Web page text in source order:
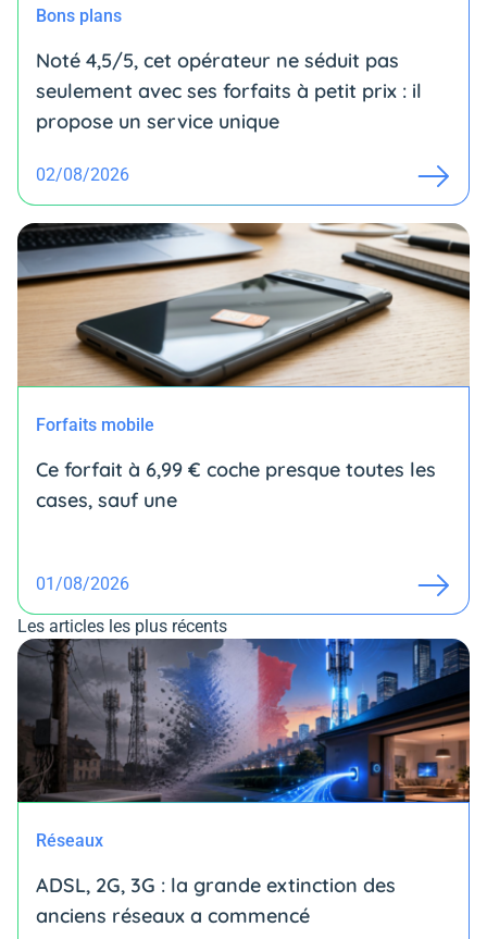
Bons plans
Noté 4,5/5, cet opérateur ne séduit pas
seulement avec ses forfaits à petit prix : il
propose un service unique
02/08/2026
Forfaits mobile
Ce forfait à 6,99 € coche presque toutes les
cases, sauf une
01/08/2026
Les articles les plus récents
Réseaux
ADSL, 2G, 3G : la grande extinction des
anciens réseaux a commencé